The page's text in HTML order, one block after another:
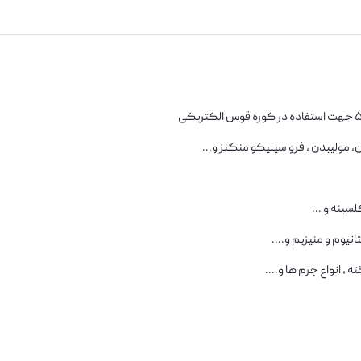
مولیبدن ، فرو سیلیکو منگنز و...
و ...
و منیزیم و....
، انواع جرم ها و....